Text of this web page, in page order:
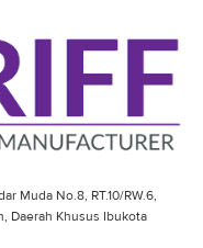
Muda No.8, RT.10/RW.6,
Daerah Khusus Ibukota